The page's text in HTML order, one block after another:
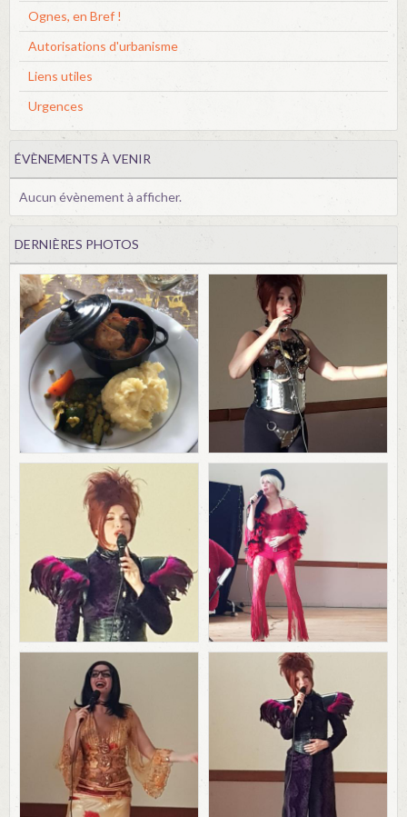
Ognes, en Bref !
Autorisations d'urbanisme
Liens utiles
Urgences
ÉVÈNEMENTS À VENIR
Aucun évènement à afficher.
DERNIÈRES PHOTOS